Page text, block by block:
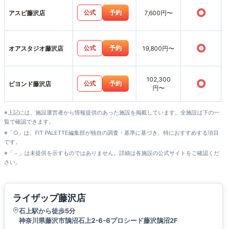
アスピ藤沢店 公式 予約 7,600円〜 ○
オアスタジオ藤沢店 公式 予約 19,800円〜 ○
ビヨンド藤沢店 公式 予約
102,300
円〜
○
※上記には、施設運営者から情報提供のあった施設を掲載しています。全施設は下の一
覧で確認できます。
※「○」は、FIT PALETTE編集部が独自の調査・基準に基づき、特におすすめする項目
です。
※「－」は未提供を示すものではありません。詳細は各施設の公式サイトをご確認くだ
さい。
ライザップ藤沢店
石上駅から徒歩5分
神奈川県藤沢市鵠沼石上2-6-6プロシード藤沢鵠沼2F